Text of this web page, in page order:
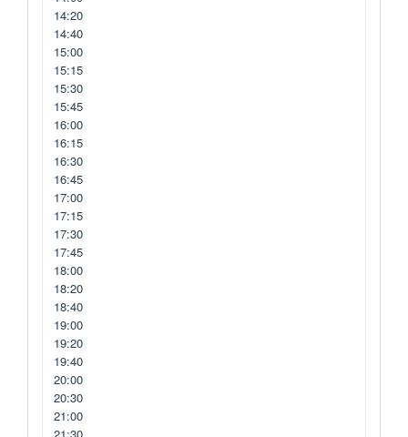
14:20
14:40
15:00
15:15
15:30
15:45
16:00
16:15
16:30
16:45
17:00
17:15
17:30
17:45
18:00
18:20
18:40
19:00
19:20
19:40
20:00
20:30
21:00